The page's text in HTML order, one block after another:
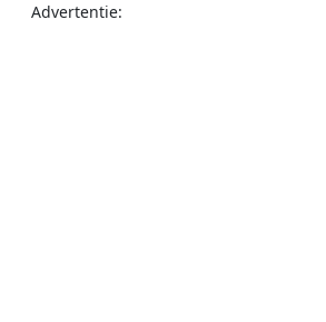
Advertentie: